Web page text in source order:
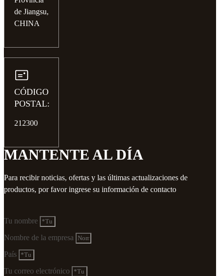
de Jiangsu,
CHINA
CÓDIGO
POSTAL:
212300
MANTENTE AL DÍA
Para recibir noticias, ofertas y las últimas actualizaciones de
productos, por favor ingrese su información de contacto
Tu nombre
Nombre de la empresa
País
Tu correo electrónico